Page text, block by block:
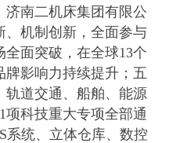
南二机床集团有限公
、机制创新，全面参与
全面突破，在全球13个
牌影响力持续提升；五
轨道交通、船舶、能源
项科技重大专项全部通
系统、立体仓库、数控